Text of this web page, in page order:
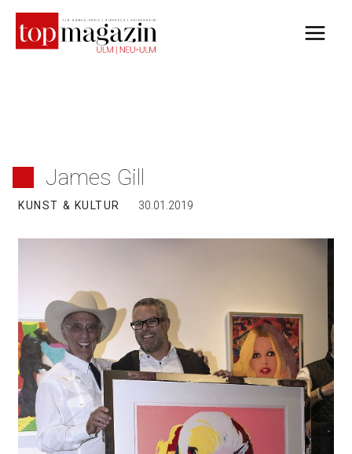
Inhalt
springen
James Gill
KUNST & KULTUR 30.01.2019